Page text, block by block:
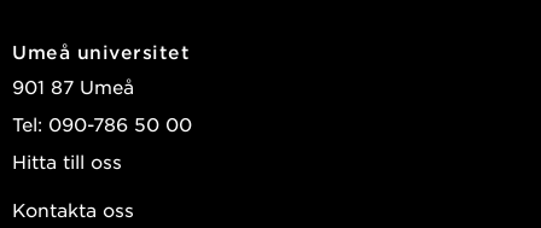
Umeå universitet
901 87 Umeå
Tel: 090-786 50 00
Hitta till oss
Kontakta oss